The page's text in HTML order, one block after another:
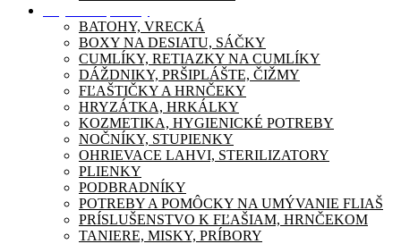
BATOHY, VRECKÁ
BOXY NA DESIATU, SÁČKY
CUMLÍKY, RETIAZKY NA CUMLÍKY
DÁŽDNIKY, PRŠIPLÁŠTE, ČIŽMY
FĽAŠTIČKY A HRNČEKY
HRYZÁTKA, HRKÁLKY
KOZMETIKA, HYGIENICKÉ POTREBY
NOČNÍKY, STUPIENKY
OHRIEVACE LAHVI, STERILIZATORY
PLIENKY
PODBRADNÍKY
POTREBY A POMÔCKY NA UMÝVANIE FLIAŠ
PRÍSLUŠENSTVO K FĽAŠIAM, HRNČEKOM
TANIERE, MISKY, PRÍBORY